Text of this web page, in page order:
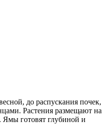
до распускания почек,
Растения размещают на
Ямы готовят глубиной и